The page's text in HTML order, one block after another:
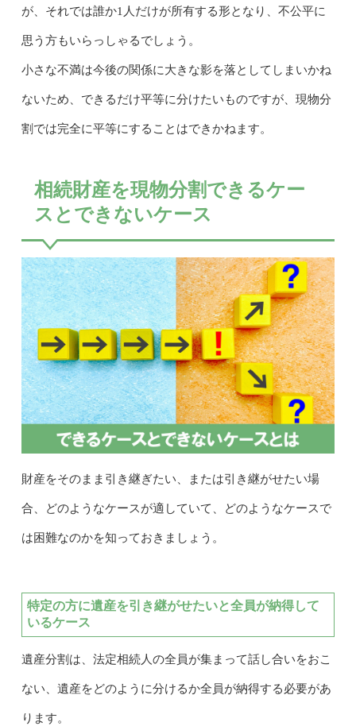
が、それでは誰か1人だけが所有する形となり、不公平に
思う方もいらっしゃるでしょう。
小さな不満は今後の関係に大きな影を落としてしまいかね
ないため、できるだけ平等に分けたいものですが、現物分
割では完全に平等にすることはできかねます。
相続財産を現物分割できるケー
スとできないケース
財産をそのまま引き継ぎたい、または引き継がせたい場
合、どのようなケースが適していて、どのようなケースで
は困難なのかを知っておきましょう。
特定の方に遺産を引き継がせたいと全員が納得して
いるケース
遺産分割は、法定相続人の全員が集まって話し合いをおこ
ない、遺産をどのように分けるか全員が納得する必要があ
ります。